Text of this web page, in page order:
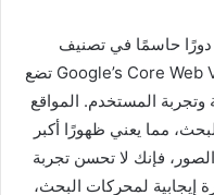
دورًا حاسمًا في تصنيف
محركات البحث. خوارزميات مثل Google’s Core Web Vitals تضع
المستخدم. المواقع
مما يعني ظهورًا أكبر
فإنك لا تحسن تجربة
لمحركات البحث،